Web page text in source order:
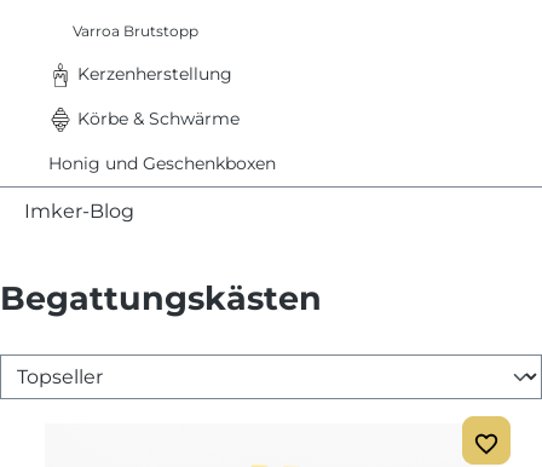
Varroa Brutstopp
Kerzenherstellung
Körbe & Schwärme
Honig und Geschenkboxen
Imker-Blog
Begattungskästen